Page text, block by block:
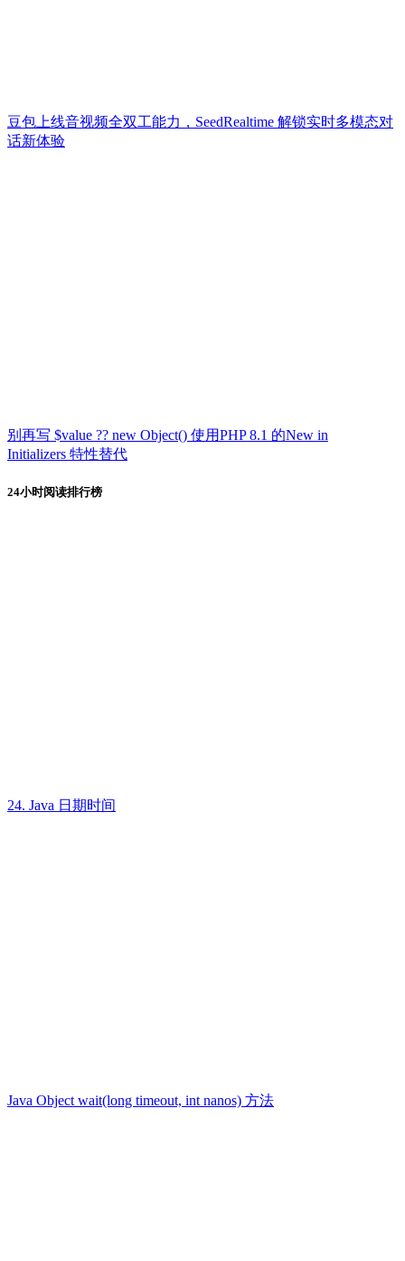
豆包上线音视频全双工能力，SeedRealtime 解锁实时多模态对
话新体验
别再写 $value ?? new Object() 使用PHP 8.1 的New in
Initializers 特性替代
24小时阅读排行榜
24. Java 日期时间
Java Object wait(long timeout, int nanos) 方法